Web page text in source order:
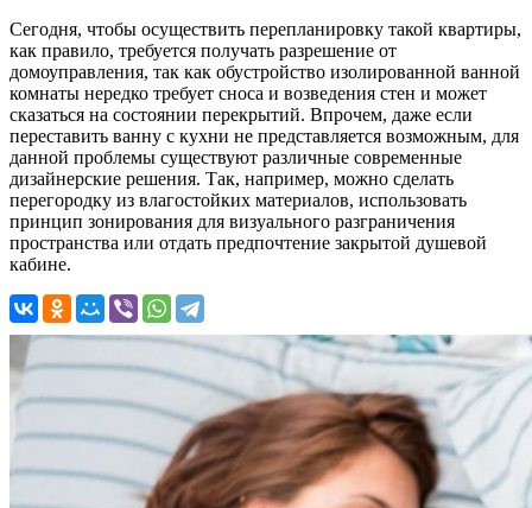
Сегодня, чтобы осуществить перепланировку такой квартиры,
как правило, требуется получать разрешение от
домоуправления, так как обустройство изолированной ванной
комнаты нередко требует сноса и возведения стен и может
сказаться на состоянии перекрытий. Впрочем, даже если
переставить ванну с кухни не представляется возможным, для
данной проблемы существуют различные современные
дизайнерские решения. Так, например, можно сделать
перегородку из влагостойких материалов, использовать
принцип зонирования для визуального разграничения
пространства или отдать предпочтение закрытой душевой
кабине.